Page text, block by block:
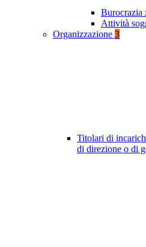
Burocrazia
Attività
Organizzazione 3
Titolari di
di direzione o di